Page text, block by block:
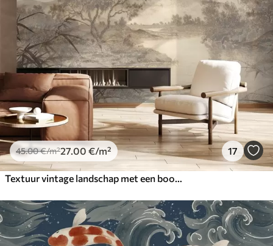
45.00€/m²27.00 €/m² 17
Textuur vintage landschap met een boom bij een rivier en een bewolkte lucht, natuurkunst in sepiatinten